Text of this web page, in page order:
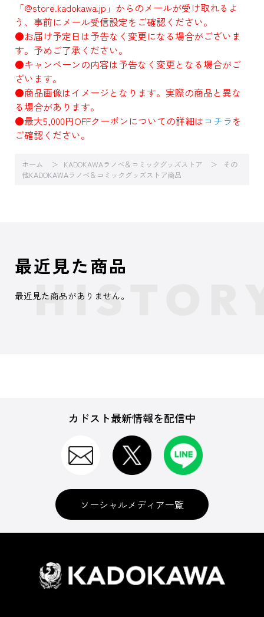
「@store.kadokawa.jp」からのメールが受け取れるよ
う、事前にメール受信設定をご確認ください。
●お届け予定日は予告なく変更になる場合がございま
す。予めご了承ください。
●キャンペーンの内容は予告なく変更となる場合がご
ざいます。
●商品画像はイメージとなります。実際の商品と異な
る場合があります。
●最大5,000円OFFクーポンについての詳細はコチラを
ご確認ください。
ホーム KADOKAWAラノベ＆コミックグッズストア
その
他KADOKAWAラノベ＆コミックグッズストア商品
最近見た商品
最近見た商品がありません。
カドスト最新情報を配信中
ソーシャルメディア一覧